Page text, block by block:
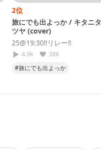
2位
旅にでも出よっか / キタニタ
ツヤ (cover)
25@19:30‼️リレー‼️
4.9k
386
#旅にでも出よっか